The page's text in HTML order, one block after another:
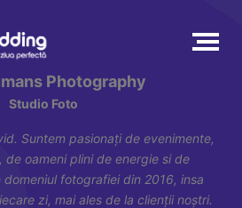
Photography
Studio Foto
Suntem pasionați de evenimente,
de oameni plini de energie si de
fotografiei din 2016, insa
zi, mai ales de la clienții noștri.